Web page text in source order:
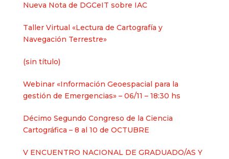
Nueva Nota de DGCeIT sobre IAC
Taller Virtual «Lectura de Cartografía y
Navegación Terrestre»
(sin título)Entrada
Webinar «Información Geoespacial para la
gestión de Emergencias» – 06/11 – 18:30 hs
Décimo Segundo Congreso de la Ciencia
Cartográfica – 8 al 10 de OCTUBRE
V ENCUENTRO NACIONAL DE GRADUADO/AS Y